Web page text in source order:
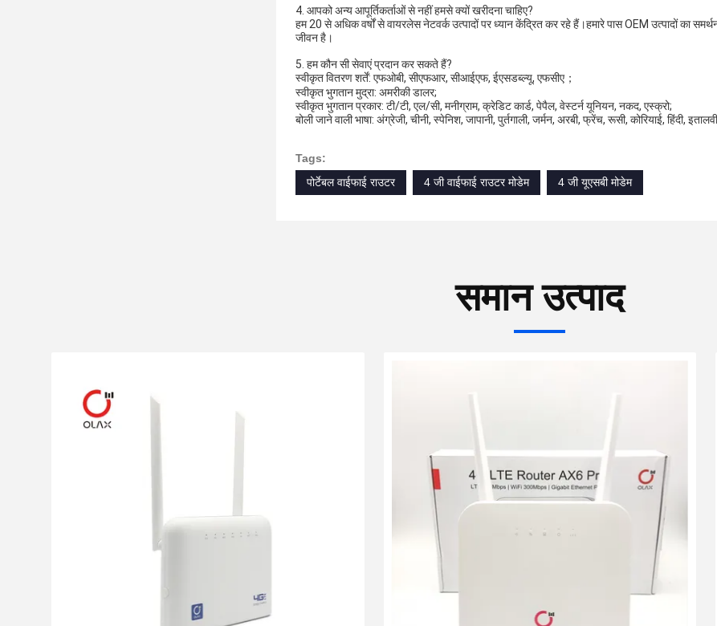
4. आपको अन्य आपूर्तिकर्ताओं से नहीं हमसे क्यों खरीदना चाहिए?
हम 20 से अधिक वर्षों से वायरलेस नेटवर्क उत्पादों पर ध्यान केंद्रित कर रहे हैं।हमारे पास OEM उत्पादों का
जीवन है।
5. हम कौन सी सेवाएं प्रदान कर सकते हैं?
स्वीकृत वितरण शर्तें: एफओबी, सीएफआर, सीआईएफ, ईएसडब्ल्यू, एफसीए；
स्वीकृत भुगतान मुद्रा: अमरीकी डालर;
स्वीकृत भुगतान प्रकार: टी/टी, एल/सी, मनीग्राम, क्रेडिट कार्ड, पेपैल, वेस्टर्न यूनियन, नकद, एस्क्रो;
बोली जाने वाली भाषा: अंग्रेजी, चीनी, स्पेनिश, जापानी, पुर्तगाली, जर्मन, अरबी, फ्रेंच, रूसी, कोरियाई, हिंदी, इतालवी
Tags:
पोर्टेबल वाईफाई राउटर
4 जी वाईफाई राउटर मोडेम 4 जी यूएसबी मोडेम
समान उत्पाद